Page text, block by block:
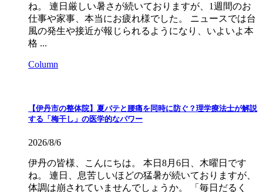
ね。 連日厳しい暑さが続いておりますが、1週間のお
仕事や家事、本当にお疲れ様でした。 ニュースでは台
風の発生や接近が報じられるようになり、いよいよ本
格 ...
Column
【伊丹市の整体院】夏バテと腰痛を同時に防ぐ？理学療法士が解説
する「梅干し」の医学的なパワー
2026/8/6
伊丹の皆様、こんにちは。 本日8月6日、木曜日です
ね。 連日、息苦しいほどの猛暑が続いておりますが、
体調は崩されていませんでしょうか。 「毎日だるく